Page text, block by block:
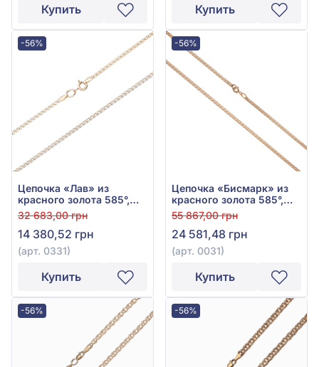
Купить Купить
-56%
Цепочка «Лав» из
красного золота 585°,
без вставки, арт. 0331
32 683,00 грн
14 380,52 грн
(арт. 0331)
Купить
-56%
Цепочка «Бисмарк» из
красного золота 585°,
без вставки, арт. 0031
55 867,00 грн
24 581,48 грн
(арт. 0031)
Купить
-56% -56%